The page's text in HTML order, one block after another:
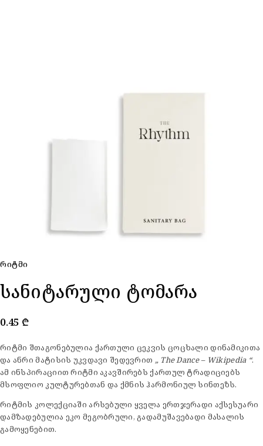
ᲠᲘᲢᲛᲘ
სანიტარული ტომარა
0.45 ₾
რიტმი შთაგონებულია ქართული ცეკვის ცოცხალი დინამიკითა
და ანრი მატისის უკვდავი შედევრით „ The Dance – Wikipedia “.
ამ ინსპირაციით რიტმი აკავშირებს ქართულ ტრადიციებს
მსოფლიო კულტურებთან და ქმნის ჰარმონიულ სინთეზს.
რიტმის კოლექციაში არსებული ყველა ერთჯერადი აქსესუარი
დამზადებულია ეკო მეგობრული, გადამუშავებადი მასალის
გამოყენებით.